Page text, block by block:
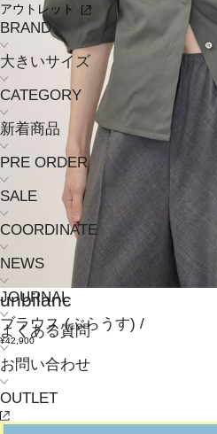
アウトレット
BRAND
大きいサイズ
CATEGORY
新着商品
PRE ORDER
SALE
COORDINATE
NEWS
JOURNAL
よくある質問
お問い合わせ
OUTLET
unbilanc
ブラウス(ぶらうす) /
¥42,900